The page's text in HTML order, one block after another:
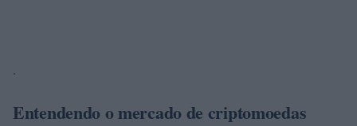
.
Entendendo o mercado de criptomoedas